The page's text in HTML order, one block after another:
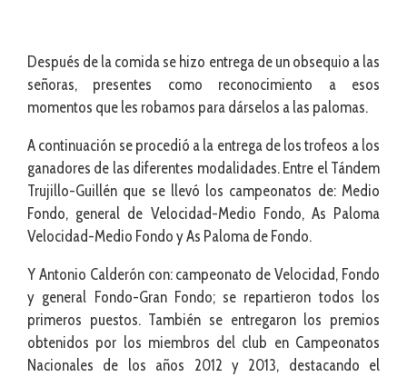
Después de la comida se hizo entrega de un obsequio a las
señoras, presentes como reconocimiento a esos
momentos que les robamos para dárselos a las palomas.
A continuación se procedió a la entrega de los trofeos a los
ganadores de las diferentes modalidades. Entre el Tándem
Trujillo-Guillén que se llevó los campeonatos de: Medio
Fondo, general de Velocidad-Medio Fondo, As Paloma
Velocidad-Medio Fondo y As Paloma de Fondo.
Y Antonio Calderón con: campeonato de Velocidad, Fondo
y general Fondo-Gran Fondo; se repartieron todos los
primeros puestos. También se entregaron los premios
obtenidos por los miembros del club en Campeonatos
Nacionales de los años 2012 y 2013, destacando el